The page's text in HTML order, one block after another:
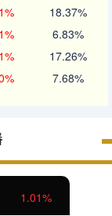
18.37%
6.83%
17.26%
7.68%
1.01%